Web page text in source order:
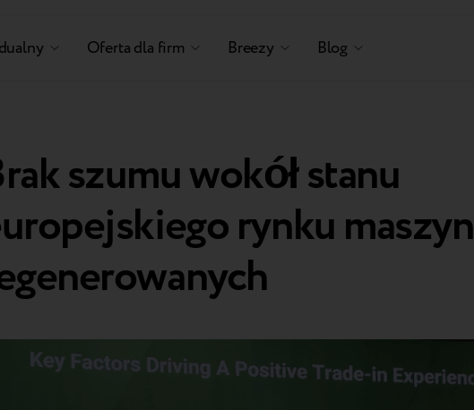
Oferta dla firm Breezy Blog
szumu wokół stanu
rynku maszyn